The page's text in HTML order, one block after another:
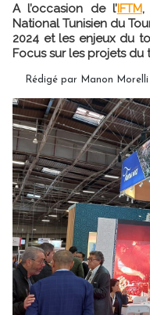
A l’occasion de l’IFTM,
National Tunisien du
2024 et les enjeux du
Focus sur les projets du
Rédigé par Manon Morelli